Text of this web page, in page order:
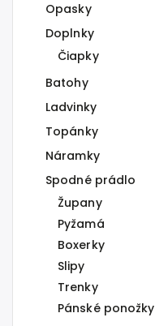
Opasky
Doplnky
Čiapky
Batohy
Ladvinky
Topánky
Náramky
Spodné prádlo
Župany
Pyžamá
Boxerky
Slipy
Trenky
Pánské ponožky